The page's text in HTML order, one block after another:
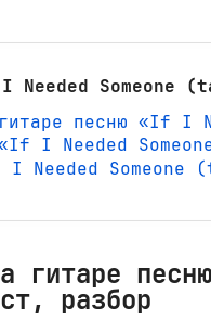
Needed Someone
песню «If I
I Needed
Needed Someone
гитаре
разбор